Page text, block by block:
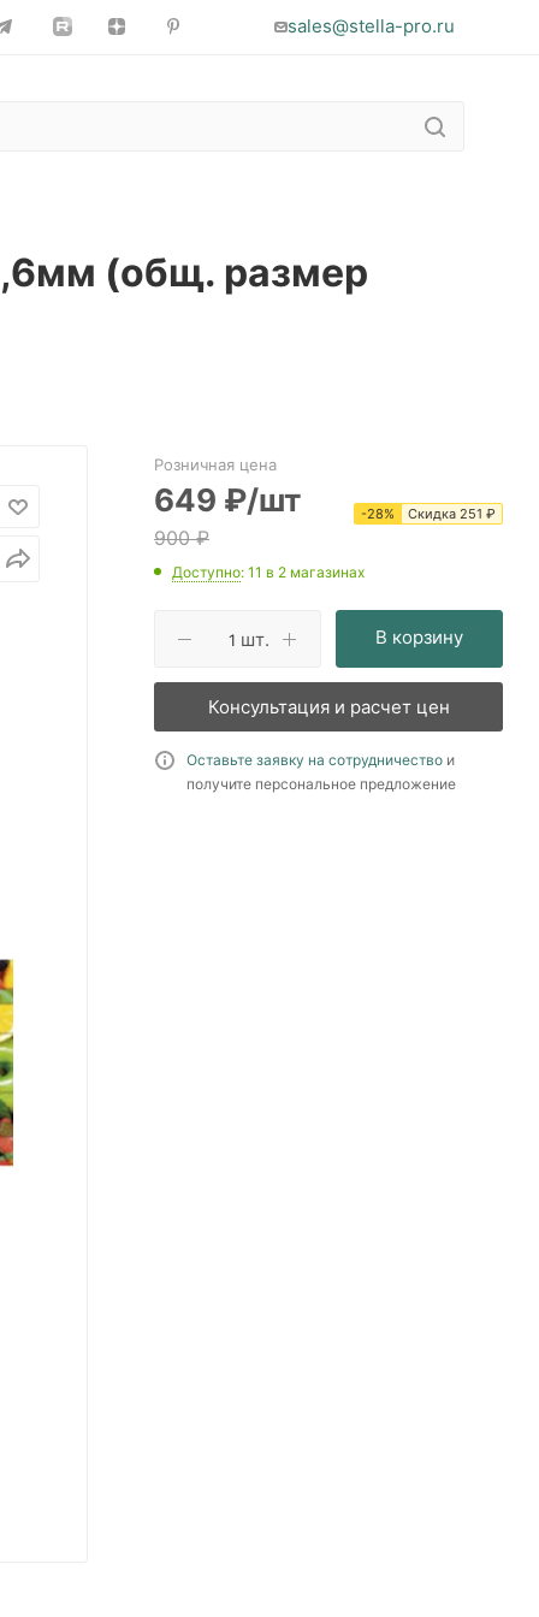
sales@stella-pro.ru
(общ. размер
Розничная цена
649 ₽/шт
900₽
-28% Скидка 251 ₽
Доступно: 11 в 2 магазинах
шт. В корзину
Консультация и расчет цен
Оставьте заявку на сотрудничество и
получите персональное предложение